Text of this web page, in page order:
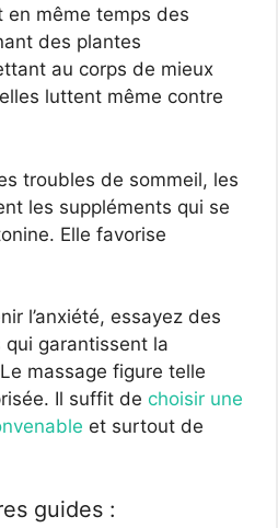
même temps des
des plantes
au corps de mieux
luttent même contre
troubles de sommeil, les
les suppléments qui se
Elle favorise
l’anxiété, essayez des
garantissent la
massage figure telle
Il suffit de choisir une
et surtout de
guides :